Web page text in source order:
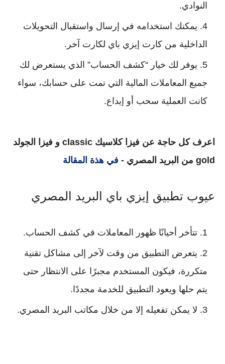
النوادي.
يمكنك استخدامه في إرسال واستقبال التحويلات
الداخلية من كارت إيزي باي لكارت آخر.
يوفر لك خيار “كشف الحساب” الذي يستعرض لك
جميع المعاملات المالية التي تمت على حسابك، سواء
كانت العملية سحب أو إيداع.
اعرف كل حاجة عن فيزا كلاسيك classic و فيزا الجولد
gold من البريد المصري -
في هذة المقالة
عيوب تطبيق إيزي باي البريد المصري
تتأخر أحيانًا ظهور المعاملات في كشف الحساب.
يتعرض التطبيق من وقت لآخر إلى مشاكل تقنية
متكررة، فيكون المستخدم مجبرًا على الانتظار حتى
يتم حلها ويعود التطبيق للخدمة مجددًا.
لا يمكن تفعيله إلا من خلال مكاتب البريد المصري.